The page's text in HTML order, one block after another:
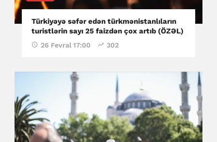
Türkiyəyə səfər edən türkmənistanlıların
turistlərin sayı 25 faizdən çox artıb (ÖZƏL)
26 Fevral 17:00 302